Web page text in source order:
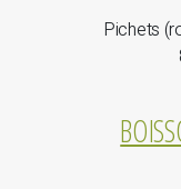
Pichets